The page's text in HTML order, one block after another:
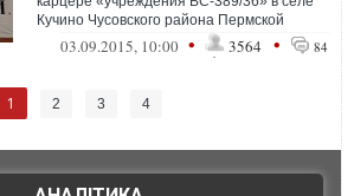
Кучино Чусовского района Пермской
области погиб поэт и правозащитник
03.09.2015, 10:00 • 3564 • 84
1 2 3 4